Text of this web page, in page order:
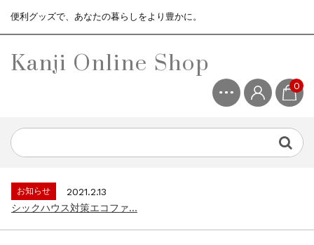
便利グッズで、あなたの暮らしをより豊かに。
Kanji Online Shop 0
シックハウス対策エコファ...
お知らせ
2021.4.13
お知らせ
2021.2.13
シックハウス対策エコファ...